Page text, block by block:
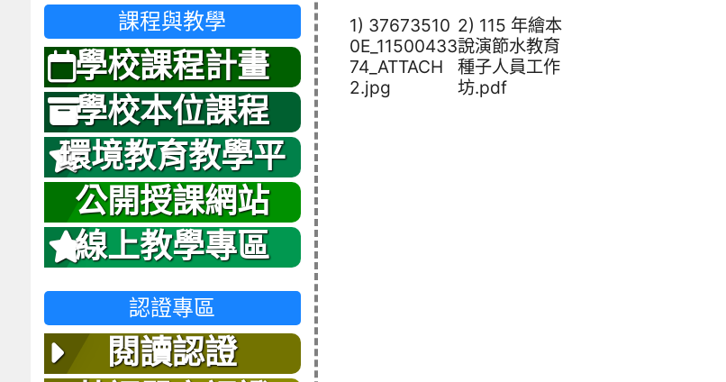
1) 37673510
0E_11500433
74_ATTACH
2.jpg
2) 115 年繪本
說演節水教育
種子人員工作
坊.pdf
課程與教學
學校課程計畫
學校本位課程
環境教育教學平
台
公開授課網站
線上教學專區
認證專區
閱讀認證